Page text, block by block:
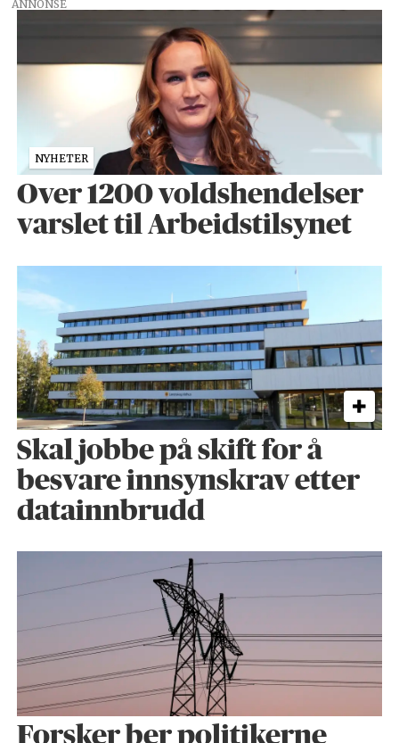
ANNONSE
NYHETER
Over 1200 voldshendelser
varslet til Arbeidstilsynet
Skal jobbe på skift for å
besvare innsynskrav etter
datainnbrudd
Forsker ber politikerne